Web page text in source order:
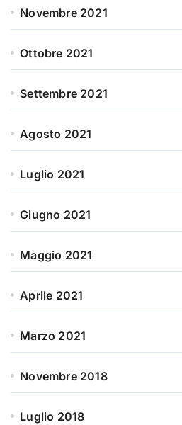
Novembre 2021
Ottobre 2021
Settembre 2021
Agosto 2021
Luglio 2021
Giugno 2021
Maggio 2021
Aprile 2021
Marzo 2021
Novembre 2018
Luglio 2018